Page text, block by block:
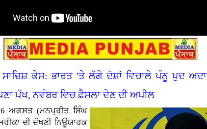
ਕੇਸ: ਭਾਰਤ 'ਤੇ ਲੱਗੇ ਦੋਸ਼ਾਂ ਵਿਚਾਲੇ ਪੰਨੂ ਖੁਦ
ਪੱਖ, ਨਵੰਬਰ ਵਿਚ ਫ਼ੈਸਲਾ ਦੇਣ ਦੀ ਅਪੀਲ
6 ਅਗਸਤ (ਮਨਪ੍ਰੀਤ ਸਿੰਘ
ਦੀ ਦੱਖਣੀ ਨਿਊਯਾਰਕ